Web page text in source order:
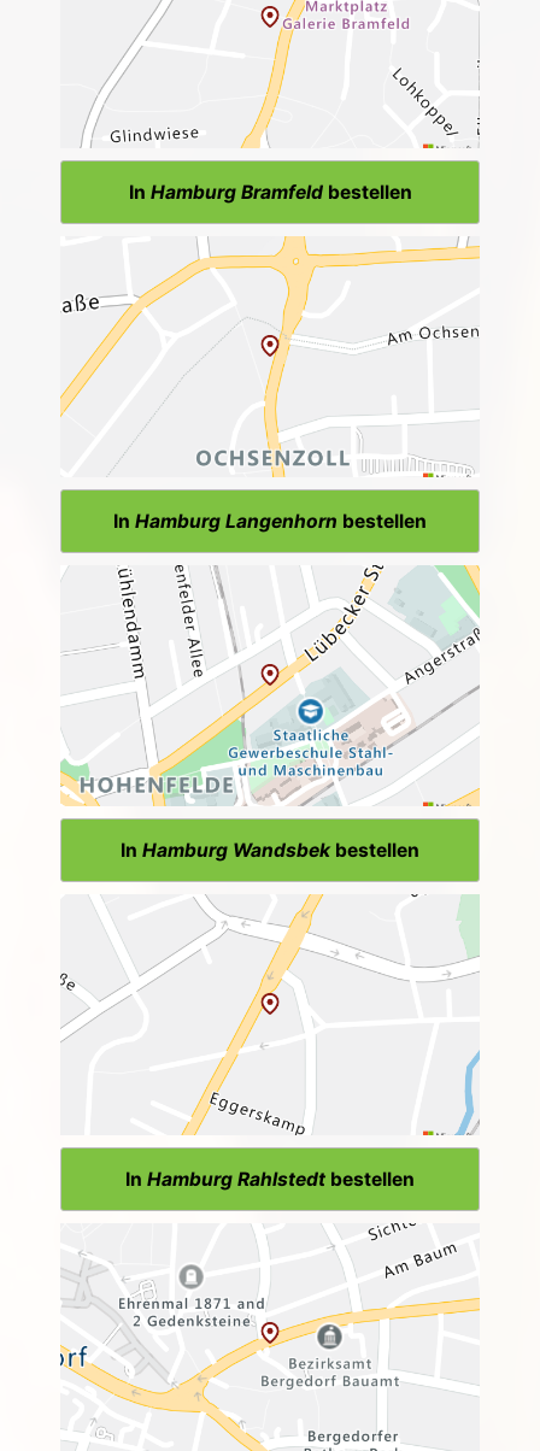
In Hamburg Bramfeldbestellen
In Hamburg Langenhorn bestellen
In Hamburg Wandsbekbestellen
In Hamburg Rahlstedt bestellen